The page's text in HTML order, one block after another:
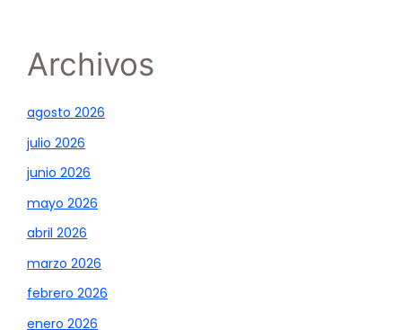
Archivos
agosto 2026
julio 2026
junio 2026
mayo 2026
abril 2026
marzo 2026
febrero 2026
enero 2026